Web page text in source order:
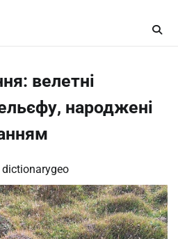
велетні
народжені
dictionarygeo